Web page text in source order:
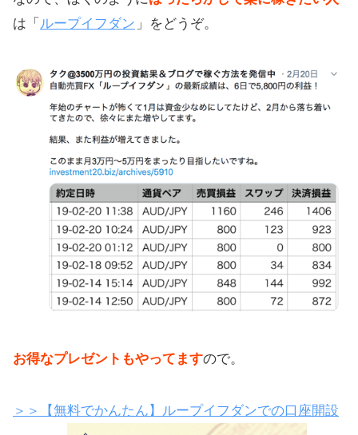
は「 ループイフダン 」をどうぞ。
お得なプレゼントもやってますので。
＞＞【無料でかんたん】ループイフダンでの口座開設